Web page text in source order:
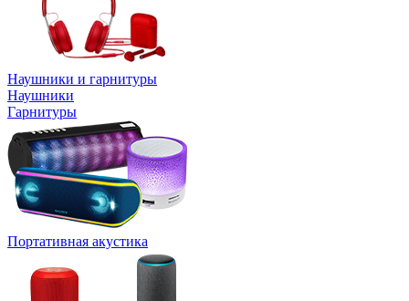
Наушники и гарнитуры
Наушники
Гарнитуры
Портативная акустика